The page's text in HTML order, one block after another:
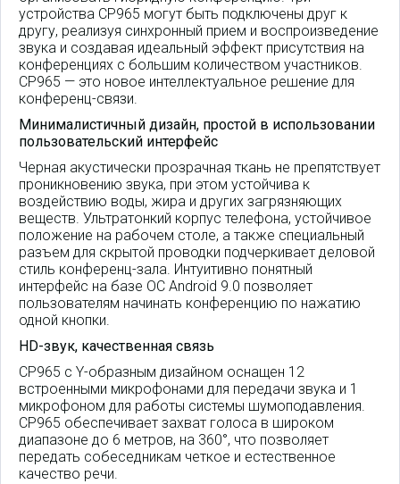
устройства CP965 могут быть подключены друг к
другу, реализуя синхронный прием и воспроизведение
звука и создавая идеальный эффект присутствия на
конференциях с большим количеством участников.
CP965 — это новое интеллектуальное решение для
конференц-связи.
Минималистичный дизайн, простой в использовании
пользовательский интерфейс
Черная акустически прозрачная ткань не препятствует
проникновению звука, при этом устойчива к
воздействию воды, жира и других загрязняющих
веществ. Ультратонкий корпус телефона, устойчивое
положение на рабочем столе, а также специальный
разъем для скрытой проводки подчеркивает деловой
стиль конференц-зала. Интуитивно понятный
интерфейс на базе ОС Android 9.0 позволяет
пользователям начинать конференцию по нажатию
одной кнопки.
HD-звук, качественная связь
CP965 с Y-образным дизайном оснащен 12
встроенными микрофонами для передачи звука и 1
микрофоном для работы системы шумоподавления.
CP965 обеспечивает захват голоса в широком
диапазоне до 6 метров, на 360°, что позволяет
передать собеседникам четкое и естественное
качество речи.